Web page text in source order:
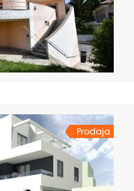
Prodaja